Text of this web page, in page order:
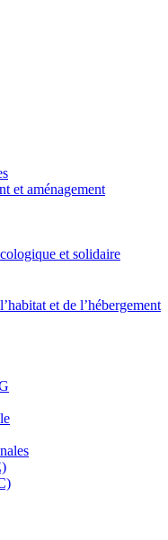
et aménagement
et solidaire
et de l’hébergement